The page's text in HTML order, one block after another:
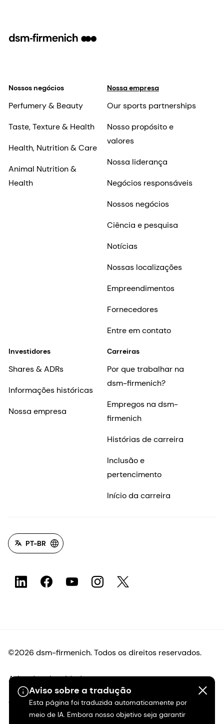
Aviso sobre a tradução
Esta página foi traduzida automaticamente por
meio de IA. Embora nosso objetivo seja garantir
Nossos negócios
Perfumery & Beauty
Taste, Texture & Health
Health, Nutrition & Care
Animal Nutrition &
Health
Nossa empresa
Our sports partnerships
Nosso propósito e
valores
Nossa liderança
Negócios responsáveis
Nossos negócios
Ciência e pesquisa
Notícias
Nossas localizações
Empreendimentos
Fornecedores
Entre em contato
Investidores
Shares & ADRs
Informações históricas
Nossa empresa
Carreiras
Por que trabalhar na
dsm-firmenich?
Empregos na dsm-
firmenich
Histórias de carreira
Inclusão e
pertencimento
Início da carreira
PT-BR
©2026 dsm-firmenich. Todos os direitos reservados.
Aviso de privacidade
Termos de uso